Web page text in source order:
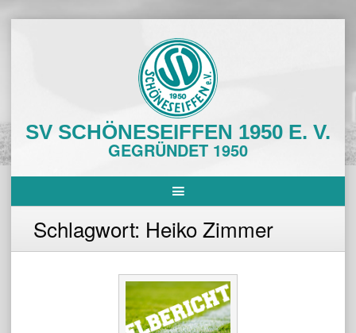
SV SCHÖNESEIFFEN 1950 E. V.
GEGRÜNDET 1950
Schlagwort: Heiko Zimmer